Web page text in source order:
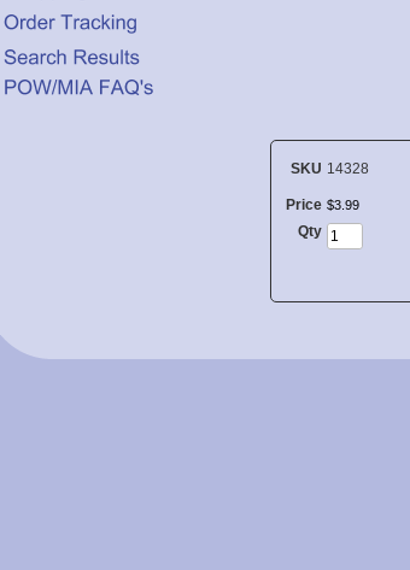
SKU 14328
Price $3 99
Qty